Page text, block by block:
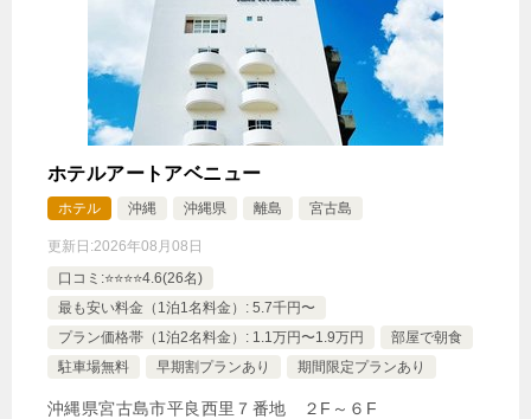
ホテルアートアベニュー
ホテル 沖縄 沖縄県 離島 宮古島
更新日:2026年08月08日
口コミ:⭐️⭐️⭐️⭐️4.6(26名)
最も安い料金（1泊1名料金）: 5.7千円〜
プラン価格帯（1泊2名料金）: 1.1万円〜1.9万円
部屋で朝食
駐車場無料
早期割プランあり 期間限定プランあり
沖縄県宮古島市平良西里７番地 ２F～６F